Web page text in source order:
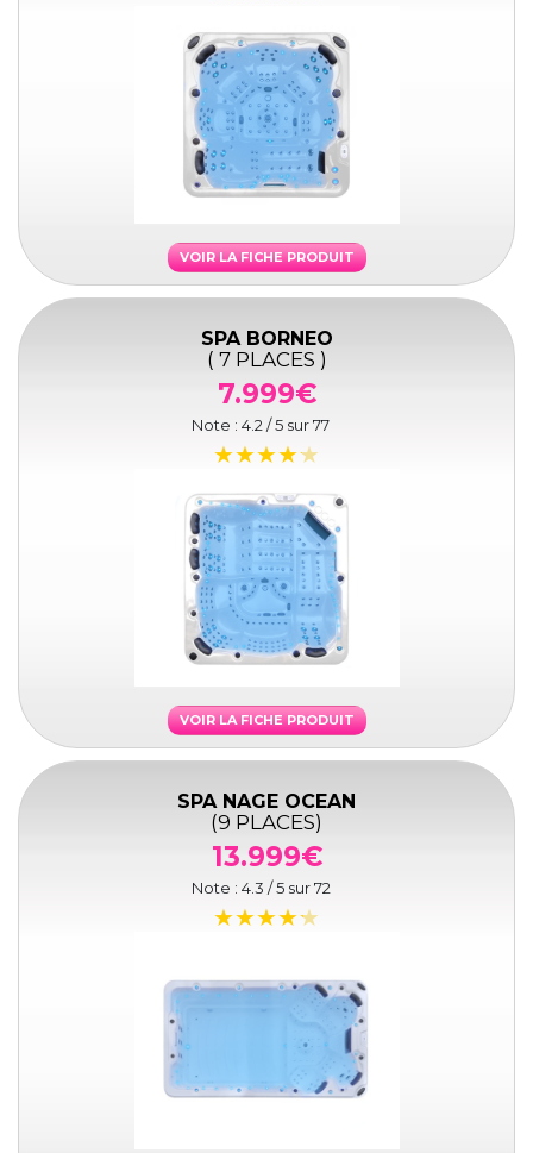
VOIR LA FICHE PRODUIT
SPA BORNEO
( 7 PLACES )
7.999€
Note : 4.2 / 5 sur77
VOIR LA FICHE PRODUIT
SPA NAGE OCEAN
(9 PLACES)
13.999€
Note : 4.3 / 5 sur72